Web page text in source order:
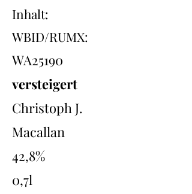
Inhalt:
WBID/RUMX:
WA25190
versteigert
Christoph J.
Macallan
42,8%
0,7l